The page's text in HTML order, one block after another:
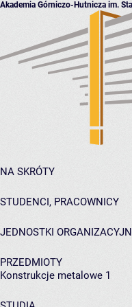
Akademia Górniczo-Hutnicza im.
NA SKRÓTY
STUDENCI, PRACOWNICY
JEDNOSTKI
PRZEDMIOTY
Konstrukcje metalowe 1